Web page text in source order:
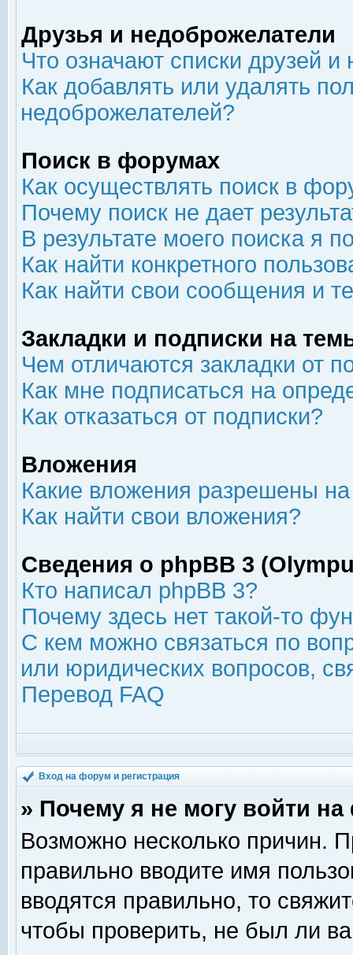
Друзья и недоброжелатели
Что означают списки друзей
Как добавлять или удалять
недоброжелателей?
Поиск в форумах
Как осуществлять поиск в
Почему поиск не дает
В результате моего поиска я
Как найти конкретного
Как найти свои сообщения и
Закладки и подписки на
Чем отличаются закладки от
Как мне подписаться на
Как отказаться от подписки?
Вложения
Какие вложения разрешены
Как найти свои вложения?
Сведения о phpBB 3
Кто написал phpBB 3?
Почему здесь нет такой-то
С кем можно связаться по
или юридических вопросов,
Перевод FAQ
Вход на форум и регистрация
» Почему я не могу войти
Возможно несколько причин.
правильно вводите имя
вводятся правильно, то
чтобы проверить, не был ли